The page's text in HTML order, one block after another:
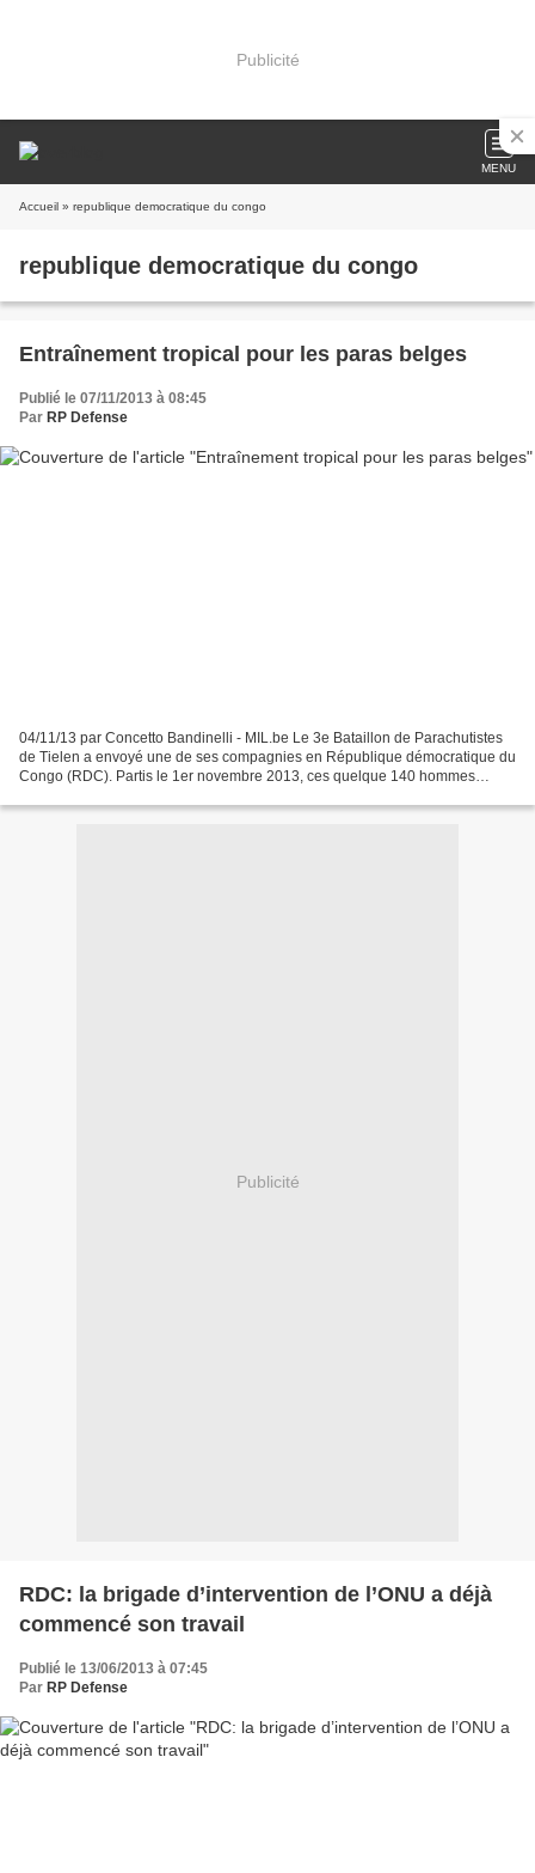
Publicité
MENU
Accueil » republique democratique du congo
republique democratique du congo
Entraînement tropical pour les paras belges
Publié le 07/11/2013 à 08:45
Par RP Defense
04/11/13 par Concetto Bandinelli - MIL.be Le 3e Bataillon de Parachutistes
de Tielen a envoyé une de ses compagnies en République démocratique du
Congo (RDC). Partis le 1er novembre 2013, ces quelque 140 hommes
Publicité
RDC: la brigade d’intervention de l’ONU a déjà
commencé son travail
Publié le 13/06/2013 à 07:45
Par RP Defense